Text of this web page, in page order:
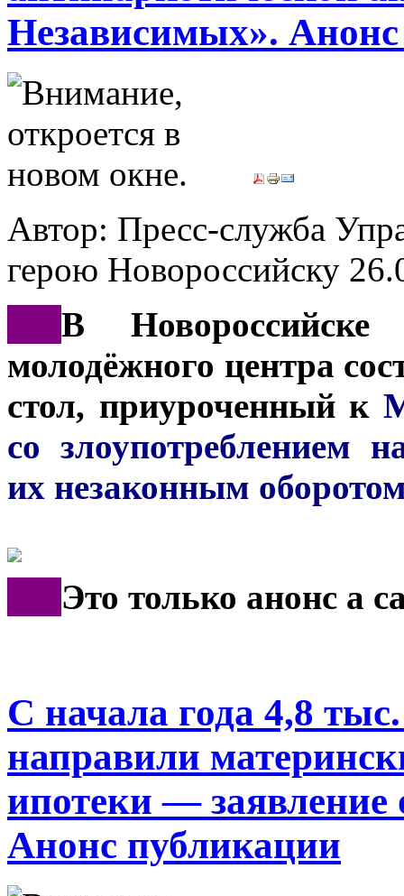
Независимых».
Автор: Пресс-служба
герою Новороссийску
В
молодёжного центра
стол, приуроченный к
со злоупотреблением
их незаконным
Это только анонс а
С начала года 4,8
направили
ипотеки —
Анонс публикации